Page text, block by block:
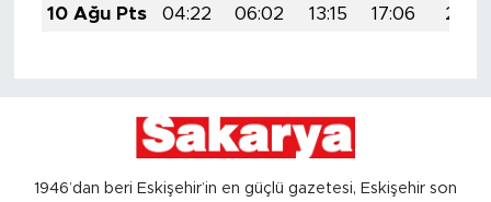
10 Ağu Pts
04:22 06:02 13:15 17:06 20:18
1946’dan beri Eskişehir’in en güçlü gazetesi, Eskişehir son